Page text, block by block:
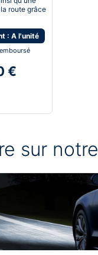
route grâce
: A l'unité
€
sur notre